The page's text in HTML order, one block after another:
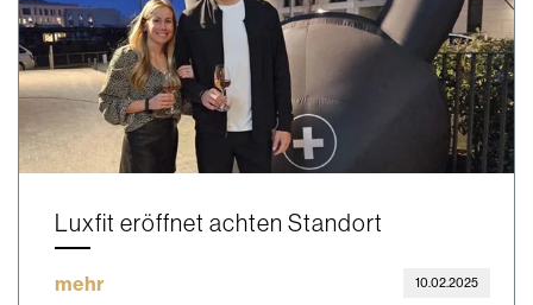
Luxfit eröffnet achten Standort
mehr 10.02.2025